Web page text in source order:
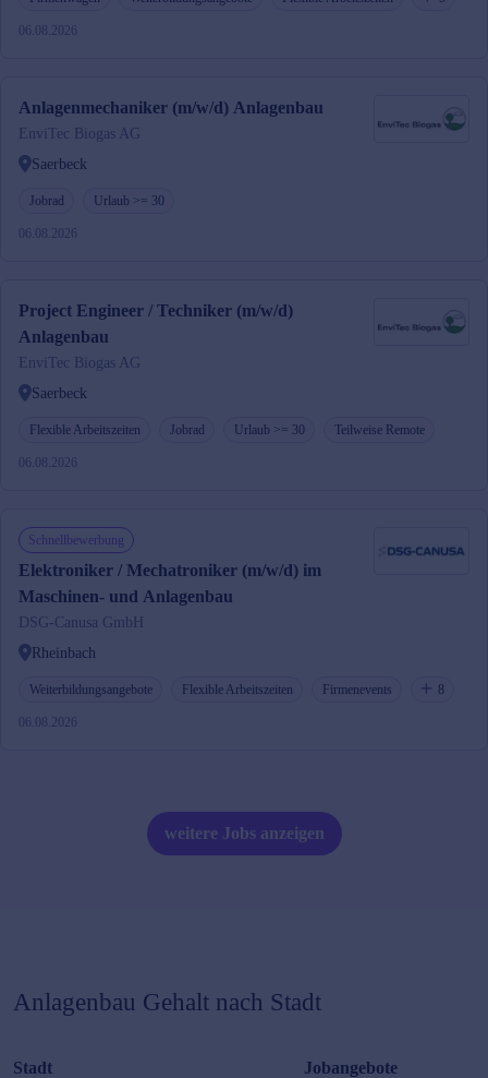
06.08.2026
Anlagenmechaniker (m/w/d) Anlagenbau
EnviTec Biogas AG
Saerbeck
Jobrad Urlaub >= 30
06.08.2026
Project Engineer / Techniker (m/w/d)
Anlagenbau
EnviTec Biogas AG
Saerbeck
Flexible Arbeitszeiten Jobrad Urlaub >= 30 Teilweise Remote
06.08.2026
Schnellbewerbung
Elektroniker / Mechatroniker (m/w/d) im
Maschinen- und Anlagenbau
DSG-Canusa GmbH
Rheinbach
Weiterbildungsangebote Flexible Arbeitszeiten Firmenevents 8
06.08.2026
weitere Jobs anzeigen
Anlagenbau Gehalt nach Stadt
Stadt
Jobangebote